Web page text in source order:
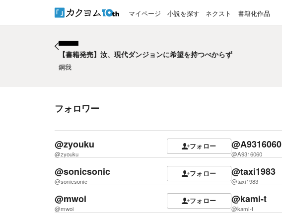
マイページ 小説を探す ネクスト 書籍化作品
【書籍発売】汝、現代ダンジョンに希望を持つべからず
鋼我
フォロワー
@zyouku
@zyouku
フォロー @A9316060
@A9316060
@sonicsonic
@sonicsonic
フォロー @taxi1983
@taxi1983
@mwoi
@mwoi
フォロー @kami-t
@kami-t